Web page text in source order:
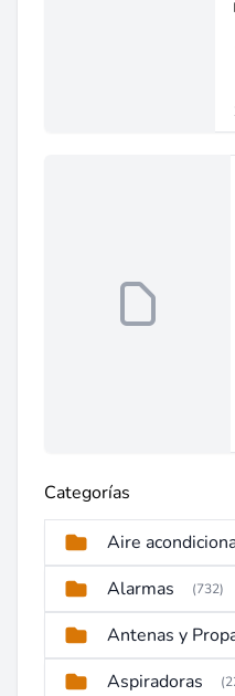
Categorías
Aire
Alarmas (732)
Antenas y
Aspiradoras